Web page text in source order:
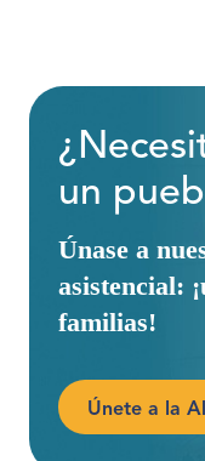
un
Únase a
asistencial:
familias!
Únete a la